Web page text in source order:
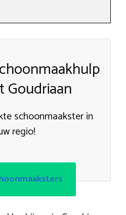
Goudriaan
schoonmaakster in
regio!